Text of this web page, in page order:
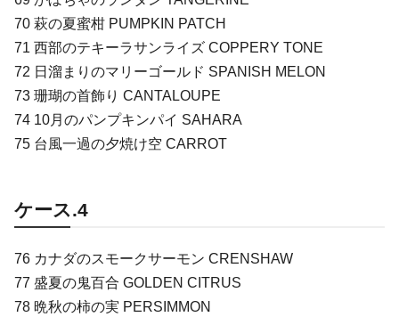
70 萩の夏蜜柑 PUMPKIN PATCH
71 西部のテキーラサンライズ COPPERY TONE
72 日溜まりのマリーゴールド SPANISH MELON
73 珊瑚の首飾り CANTALOUPE
74 10月のパンプキンパイ SAHARA
75 台風一過の夕焼け空 CARROT
ケース.4
76 カナダのスモークサーモン CRENSHAW
77 盛夏の鬼百合 GOLDEN CITRUS
78 晩秋の柿の実 PERSIMMON